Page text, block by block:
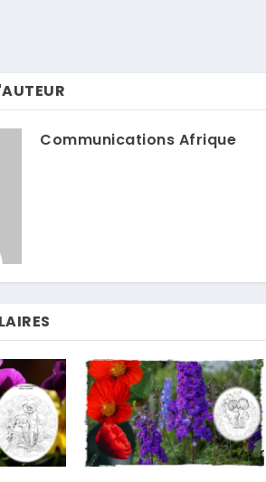
Communications Afrique